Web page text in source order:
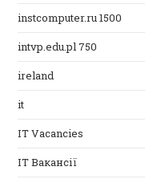
instcomputer.ru 1500
intvp.edu.pl 750
ireland
it
IT Vacancies
IT Вакансії